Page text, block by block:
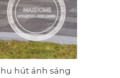
hút ánh sáng